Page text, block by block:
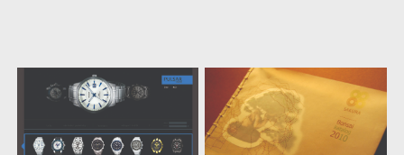
další
práce